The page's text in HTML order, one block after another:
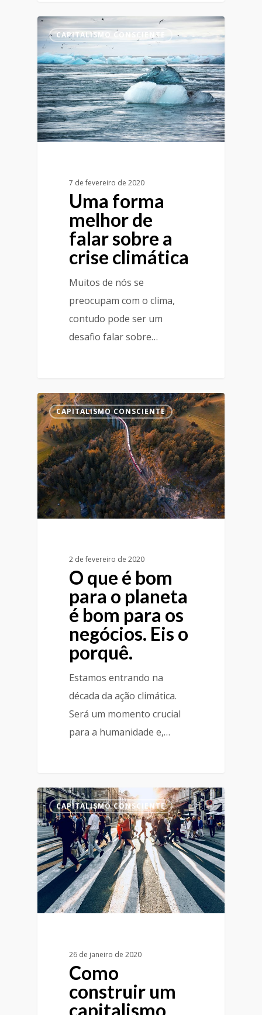
CAPITALISMO CONSCIENTE
7 de fevereiro de 2020
Uma forma
melhor de
falar sobre a
crise climática
Muitos de nós se
preocupam com o clima,
contudo pode ser um
desafio falar sobre…
CAPITALISMO CONSCIENTE
2 de fevereiro de 2020
O que é bom
para o planeta
é bom para os
negócios. Eis o
porquê.
Estamos entrando na
década da ação climática.
Será um momento crucial
para a humanidade e,…
CAPITALISMO CONSCIENTE
26 de janeiro de 2020
Como
construir um
capitalismo